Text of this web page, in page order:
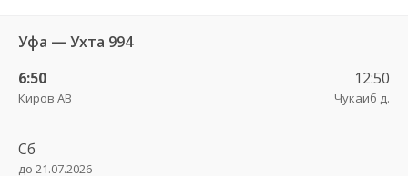
Уфа — Ухта 994
6:50
Киров АВ
12:50
Чукаиб д.
Сб
до 21.07.2026